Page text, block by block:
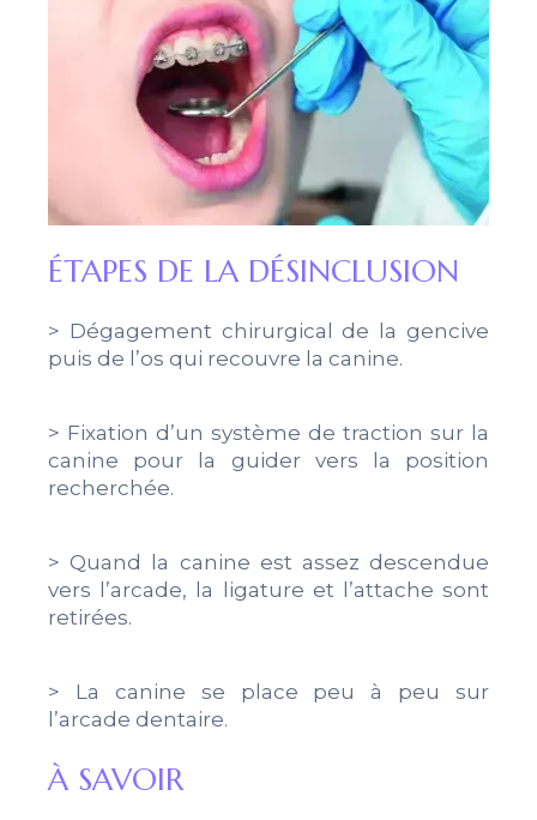
ÉTAPES DE LA DÉSINCLUSION
> Dégagement chirurgical de la gencive
puis de l’os qui recouvre la canine.
> Fixation d’un système de traction sur la
canine pour la guider vers la position
recherchée.
> Quand la canine est assez descendue
vers l’arcade, la ligature et l’attache sont
retirées.
> La canine se place peu à peu sur
l’arcade dentaire.
À SAVOIR